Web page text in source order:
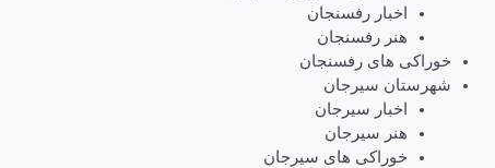
اخبار رفسنجان
هنر رفسنجان
خوراکی های رفسنجان
شهرستان سیرجان
اخبار سیرجان
هنر سیرجان
خوراکی های سیرجان